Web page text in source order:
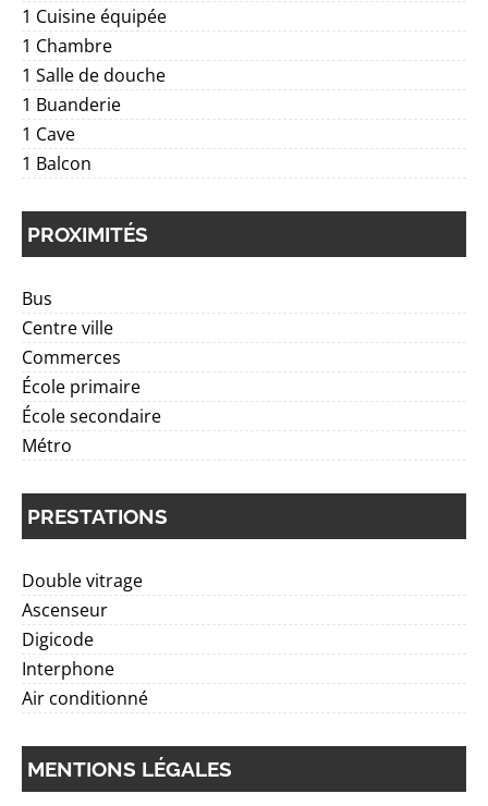
1 Cuisine équipée
1 Chambre
1 Salle de douche
1 Buanderie
1 Cave
1 Balcon
PROXIMITÉS
Bus
Centre ville
Commerces
École primaire
École secondaire
Métro
PRESTATIONS
Double vitrage
Ascenseur
Digicode
Interphone
Air conditionné
MENTIONS LÉGALES